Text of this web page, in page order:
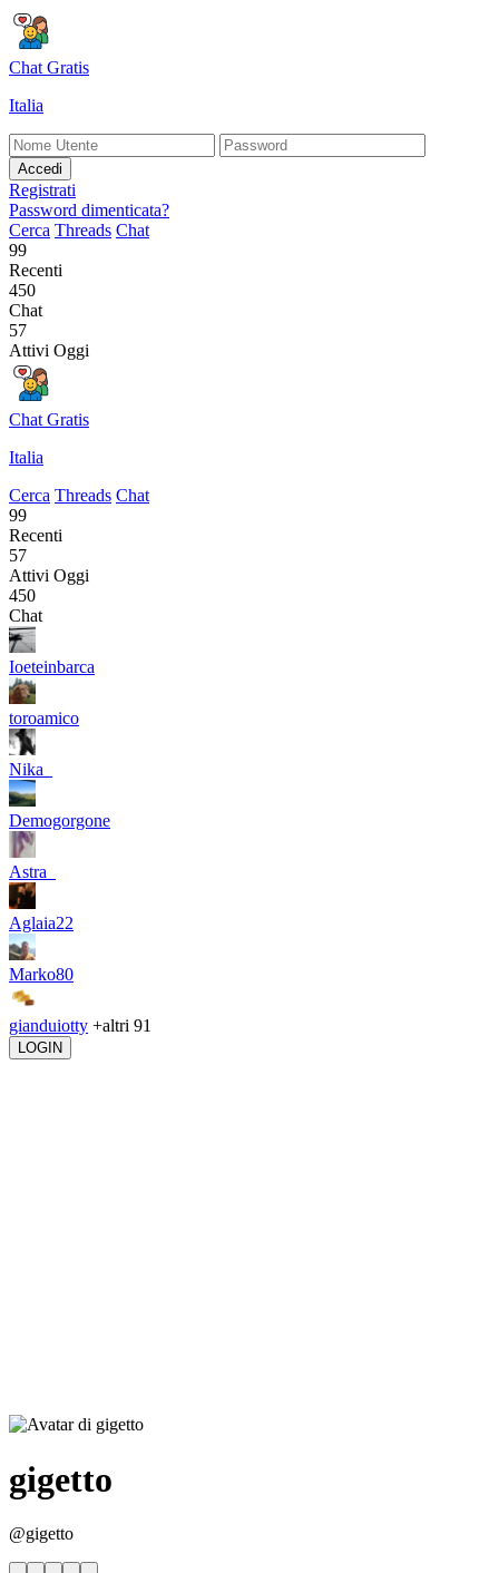
Chat Gratis
Italia
Accedi
Registrati
Password dimenticata?
Cerca Threads Chat
99
Recenti
450
Chat
57
Attivi Oggi
Chat Gratis
Italia
Cerca Threads Chat
99
Recenti
57
Attivi Oggi
450
Chat
Ioeteinbarca
toroamico
Nika_
Demogorgone
Astra_
Aglaia22
Marko80
gianduiotty +altri 91
LOGIN
gigetto
@gigetto